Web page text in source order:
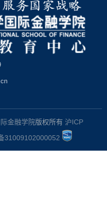
金融学院版权所有 沪ICP
31009102000052